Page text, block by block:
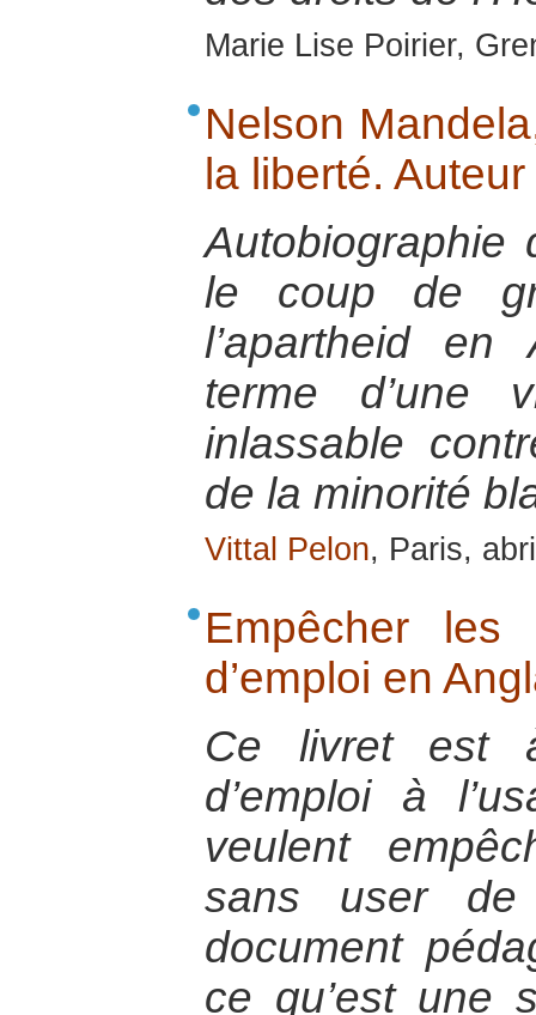
Marie Lise Poirier,
Nelson
la liberté.
Autobiographie
le coup de
l’apartheid
terme d’une
inlassable
de la minorité
Vittal Pelon, Paris,
Empêcher les
d’emploi en
Ce livret est
d’emploi à
veulent
sans user
document
ce qu’est une